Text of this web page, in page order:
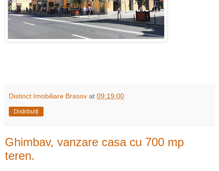
Distinct Imobiliare Brasov at 09:19:00
Distribuiți
Ghimbav, vanzare casa cu 700 mp
teren.